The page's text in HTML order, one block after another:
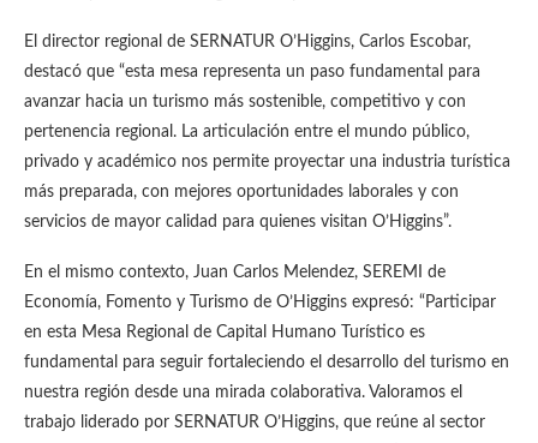
El director regional de SERNATUR O’Higgins, Carlos Escobar,
destacó que “esta mesa representa un paso fundamental para
avanzar hacia un turismo más sostenible, competitivo y con
pertenencia regional. La articulación entre el mundo público,
privado y académico nos permite proyectar una industria turística
más preparada, con mejores oportunidades laborales y con
servicios de mayor calidad para quienes visitan O’Higgins”.
En el mismo contexto, Juan Carlos Melendez, SEREMI de
Economía, Fomento y Turismo de O’Higgins expresó: “Participar
en esta Mesa Regional de Capital Humano Turístico es
fundamental para seguir fortaleciendo el desarrollo del turismo en
nuestra región desde una mirada colaborativa. Valoramos el
trabajo liderado por SERNATUR O’Higgins, que reúne al sector